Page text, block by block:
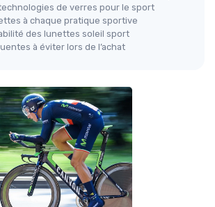
de verres pour le sport
à chaque pratique sportive
des lunettes soleil sport
à éviter lors de l’achat